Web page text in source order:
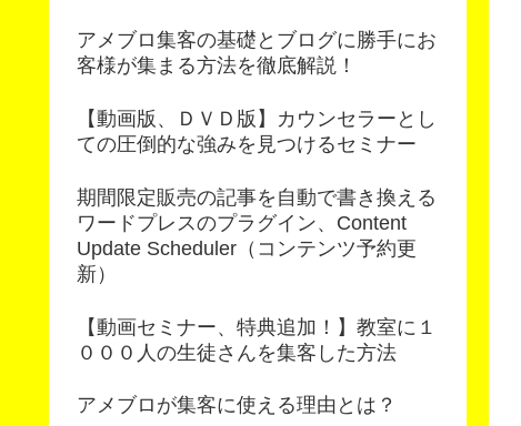
アメブロ集客の基礎とブログに勝手にお
客様が集まる方法を徹底解説！
【動画版、ＤＶＤ版】カウンセラーとし
ての圧倒的な強みを見つけるセミナー
期間限定販売の記事を自動で書き換える
ワードプレスのプラグイン、Content
Update Scheduler（コンテンツ予約更
新）
【動画セミナー、特典追加！】教室に１
０００人の生徒さんを集客した方法
アメブロが集客に使える理由とは？